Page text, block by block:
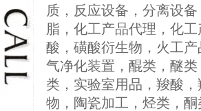
质，反应设备，分离设
脂，化工产品代理，化
酸，磺酸衍生物，火工
气净化装置，醌类，醚
类，实验室用品，羧酸
物，陶瓷加工，烃类，